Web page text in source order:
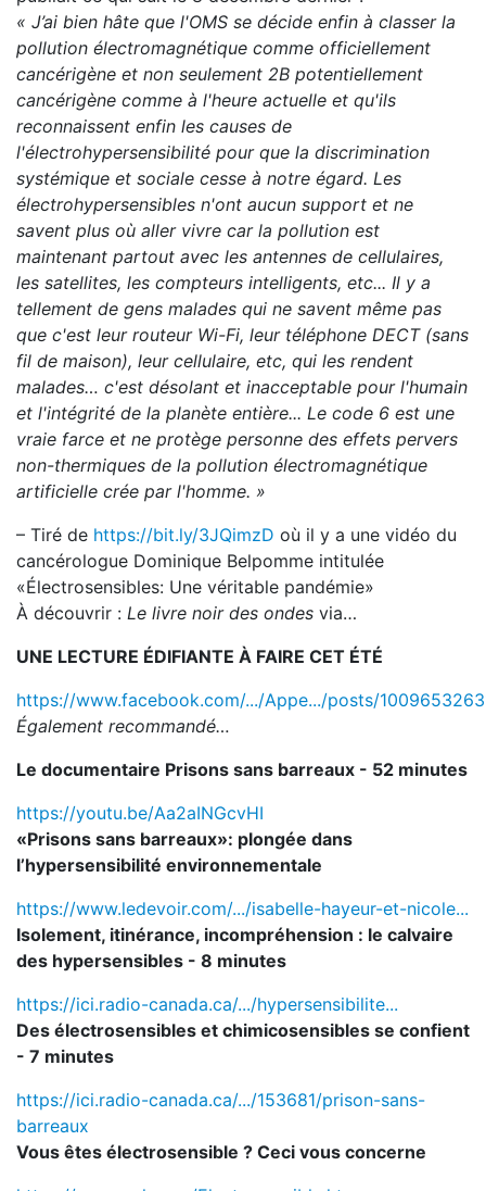
« J’ai bien hâte que l'OMS se décide enfin à classer la
pollution électromagnétique comme officiellement
cancérigène et non seulement 2B potentiellement
cancérigène comme à l'heure actuelle et qu'ils
reconnaissent enfin les causes de
l'électrohypersensibilité pour que la discrimination
systémique et sociale cesse à notre égard. Les
électrohypersensibles n'ont aucun support et ne
savent plus où aller vivre car la pollution est
maintenant partout avec les antennes de cellulaires,
les satellites, les compteurs intelligents, etc... Il y a
tellement de gens malades qui ne savent même pas
que c'est leur routeur Wi-Fi, leur téléphone DECT (sans
fil de maison), leur cellulaire, etc, qui les rendent
malades… c'est désolant et inacceptable pour l'humain
et l'intégrité de la planète entière... Le code 6 est une
vraie farce et ne protège personne des effets pervers
non-thermiques de la pollution électromagnétique
artificielle crée par l'homme. »
– Tiré de https://bit.ly/3JQimzD où il y a une vidéo du
cancérologue Dominique Belpomme intitulée
«Électrosensibles: Une véritable pandémie»
À découvrir : Le livre noir des ondes via…
UNE LECTURE ÉDIFIANTE À FAIRE CET ÉTÉ
https://www.facebook.com/.../Appe.../posts/
Également recommandé…
Le documentaire Prisons sans barreaux - 52 minutes
https://youtu.be/Aa2aINGcvHI
«Prisons sans barreaux»: plongée dans
l’hypersensibilité environnementale
https://www.ledevoir.com/.../isabelle-hayeur-et-nicole...
Isolement, itinérance, incompréhension : le calvaire
des hypersensibles - 8 minutes
https://ici.radio-canada.ca/.../hypersensibilite...
Des électrosensibles et chimicosensibles se confient
- 7 minutes
https://ici.radio-canada.ca/.../153681/prison-sans-
barreaux
Vous êtes électrosensible ? Ceci vous concerne